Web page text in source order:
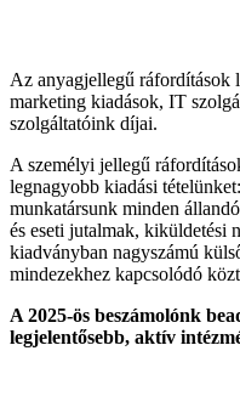
Az anyagjellegű ráfordítások
marketing kiadások, IT
szolgáltatóink díjai.
A személyi jellegű
legnagyobb kiadási
munkatársunk minden
és eseti jutalmak, kiküldetési
kiadványban nagyszámú
mindezekhez kapcsolódó
A 2025-ös beszámolónk
legjelentősebb, aktív